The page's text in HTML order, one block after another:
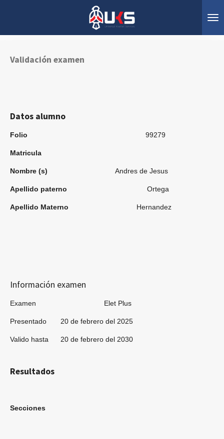
Validación examen
Datos alumno
Folio 99279
Matricula
Nombre (s) Andres de Jesus
Apellido paterno Ortega
Apellido Materno Hernandez
Información examen
Examen Elet Plus
Presentado 20 de febrero del 2025
Valido hasta 20 de febrero del 2030
Resultados
Secciones